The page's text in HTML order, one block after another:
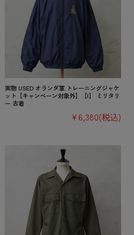
実物 USED オランダ軍 トレーニングジャケ
ット【キャンペーン対象外】【I】 ミリタリ
ー 古着
¥6,380(税込)